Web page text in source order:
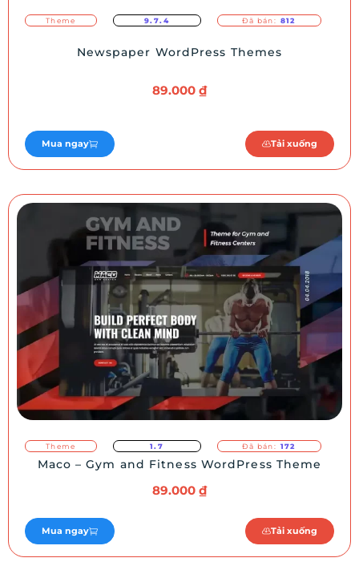
Theme 9.7.4 Đã bán: 812
Newspaper WordPress Themes
89.000 ₫
Mua ngay Tải xuống
Theme 1.7 Đã bán: 172
Maco – Gym and Fitness WordPress Theme
89.000 ₫
Mua ngay Tải xuống